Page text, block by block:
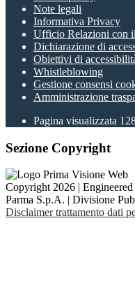
Note legali
Informativa Privacy
Ufficio Relazioni con
Dichiarazione di
Obiettivi di
Whistleblowing
Gestione consensi
Amministrazione
Pagina visualizzata
Sezione Copyright
Copyright 2026 |
Parma S.p.A. | Divisione
Disclaimer trattamento dati